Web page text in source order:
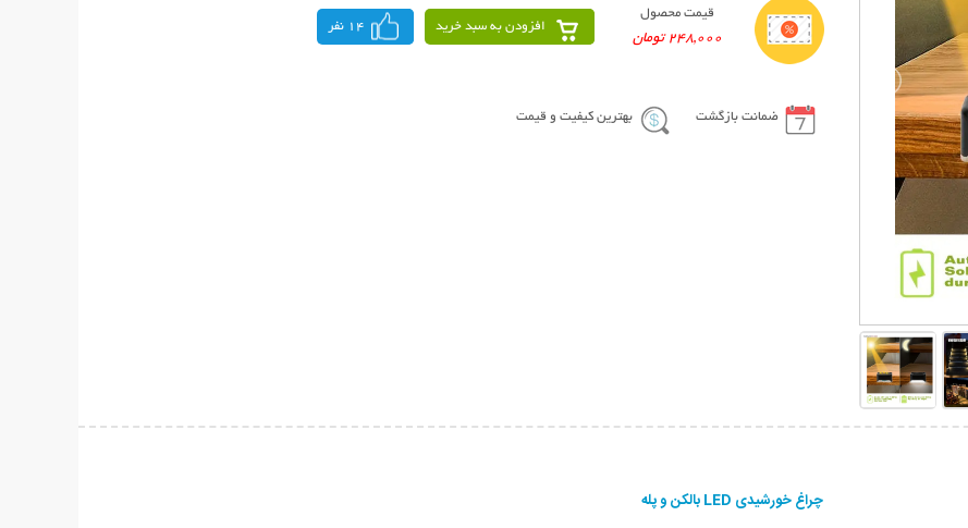
قیمت محصول
248,000 تومان
افزودن به سبد خرید 14 نفر
ضمانت بازگشت بهترین کیفیت و قیمت
چراغ خورشیدی LED بالکن و پله